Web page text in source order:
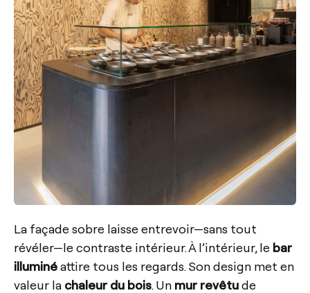
La façade sobre laisse entrevoir—sans tout
révéler—le contraste intérieur. À l’intérieur, le bar
illuminéattire tous les regards. Son design met en
valeur la chaleur du bois. Un mur revêtude